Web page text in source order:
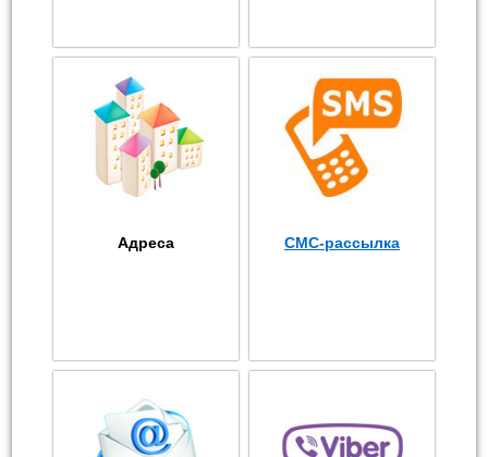
Адреса СМС-рассылка